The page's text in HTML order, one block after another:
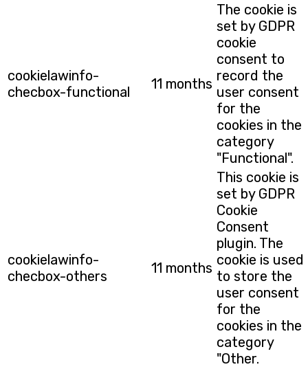
cookielawinfo-
checbox-functional
11 months
The cookie is
set by GDPR
cookie
consent to
record the
user consent
for the
cookies in the
category
"Functional".
cookielawinfo-
checbox-others
11 months
This cookie is
set by GDPR
Cookie
Consent
plugin. The
cookie is used
to store the
user consent
for the
cookies in the
category
"Other.